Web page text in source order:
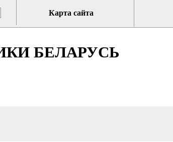
Карта сайта
БЕЛАРУСЬ